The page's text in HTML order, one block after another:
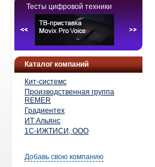
Тесты цифровой техники
Каталог компаний
Кит-системс
Производственная группа
REMER
Градиентех
ИТ Альянс
1С-ИЖТИСИ, ООО
Добавь свою компанию